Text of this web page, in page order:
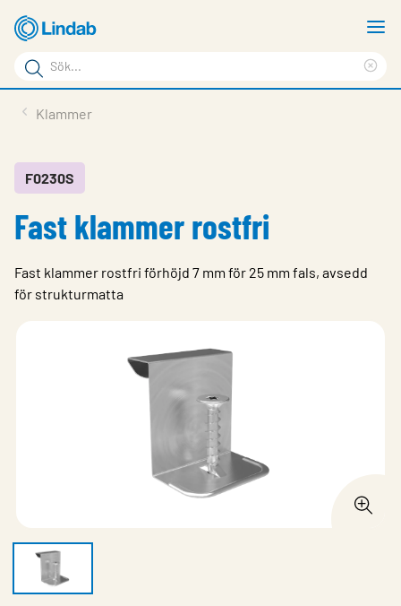
Hoppa
till
huvudinnehållet
Sökord
Sök
på
Service & Support
Hållbarhet
Kontakt
Choose languge
Klammer
F0230S
Fast klammer rostfri
Fast klammer rostfri förhöjd 7 mm för 25 mm fals, avsedd
för strukturmatta